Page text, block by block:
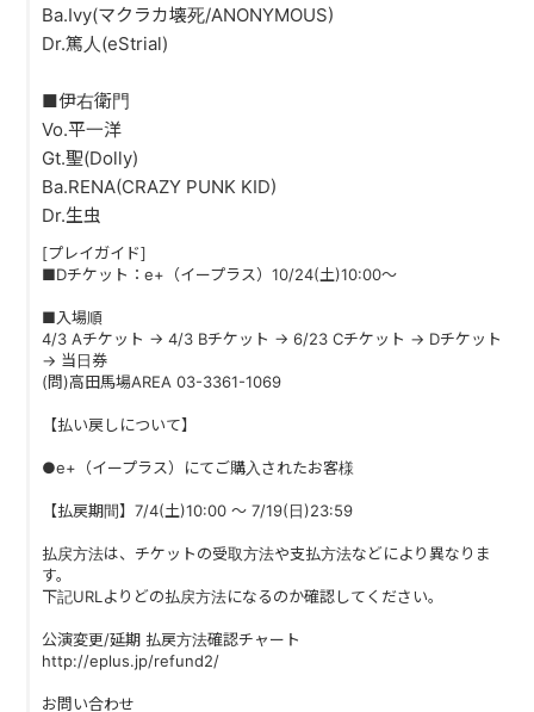
Ba.Ivy(マクラカ壊死/ANONYMOUS)
Dr.篤人(eStrial)
■伊右衛門
Vo.平一洋
Gt.聖(Dolly)
Ba.RENA(CRAZY PUNK KID)
Dr.生虫
[プレイガイド]
■Dチケット：e+（イープラス）10/24(土)10:00〜
■入場順
4/3 Aチケット → 4/3 Bチケット → 6/23 Cチケット → Dチケット
→ 当日券
(問)高田馬場AREA 03-3361-1069
【払い戻しについて】
●e+（イープラス）にてご購入されたお客様
【払戻期間】7/4(土)10:00 ～ 7/19(日)23:59
払戻方法は、チケットの受取方法や支払方法などにより異なりま
す。
下記URLよりどの払戻方法になるのか確認してください。
公演変更/延期 払戻方法確認チャート
http://eplus.jp/refund2/
お問い合わせ